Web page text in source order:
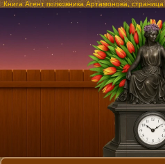
Книга Агент полковника Артамонова,